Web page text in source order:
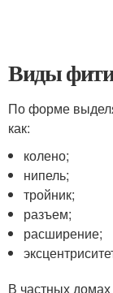
Виды
По форме
как:
колено;
нипель;
тройник;
разъем;
расширение;
В частных